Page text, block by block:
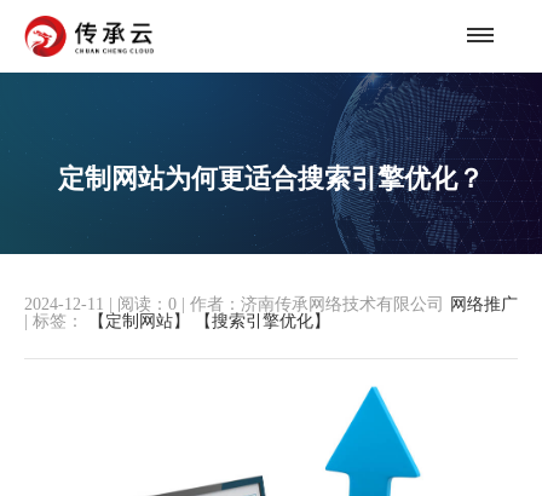
定制网站为何更适合搜索引擎优化？
网络推广
2024-12-11 阅读： 0
作者：济南传承网络技术有限公司
标签： 【定制网站】 【搜索引擎优化】